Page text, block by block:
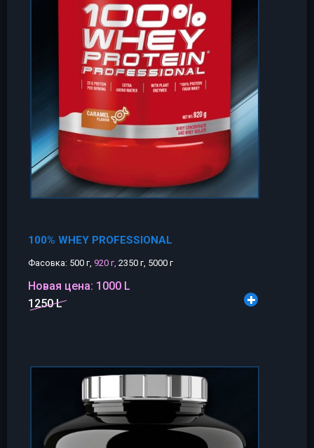
100% WHEY PROFESSIONAL
Фасовка: 500 г, 920 г, 2350 г, 5000 г
Новая цена: 1000 L
1250 L